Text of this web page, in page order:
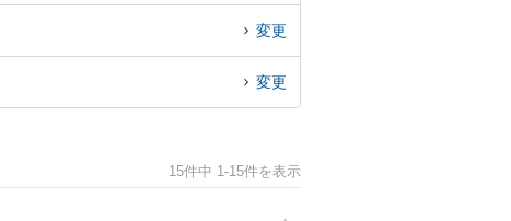
変更
変更
15件中 1-15件を表示